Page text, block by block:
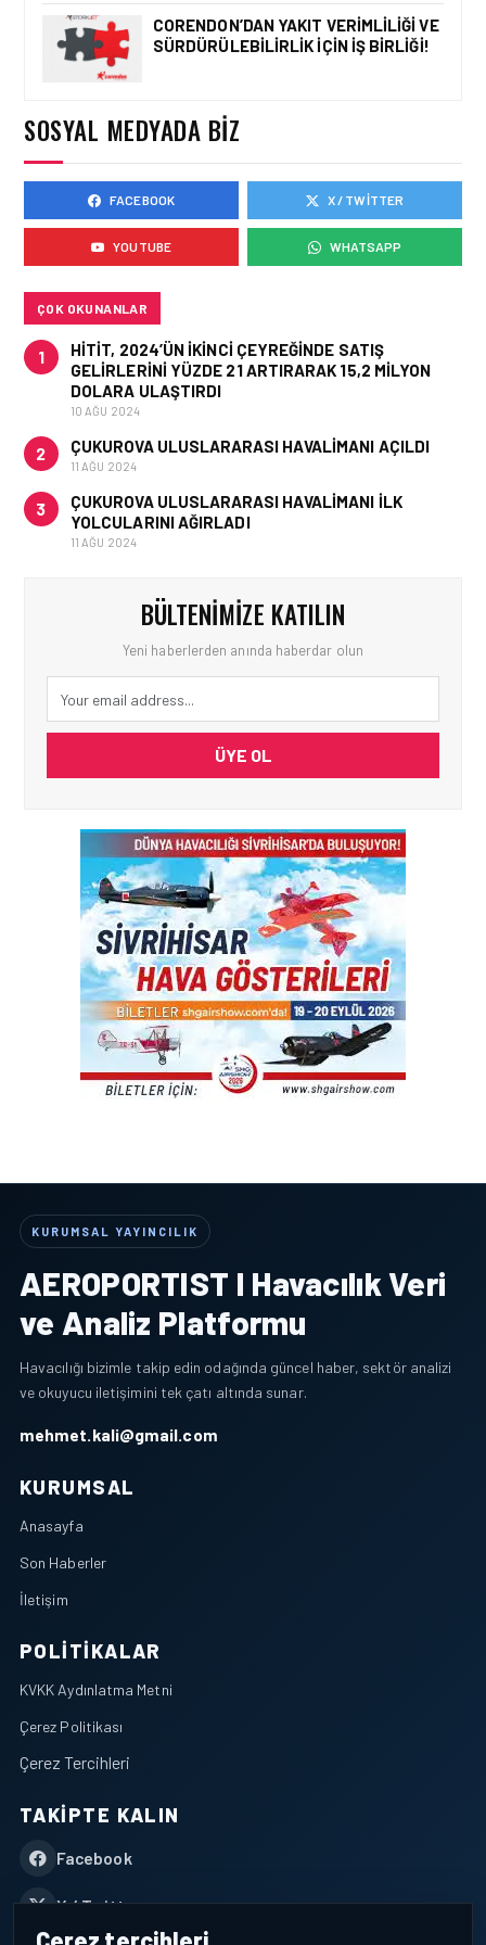
KÖŞE YAZILARI • 25 TEM 2026
İSTATISTIKLER
KÖŞE YAZILARI • 22 TEM 2026
ALTIN DAKIKALAR:
HAVALIMANLARININ
GÖRÜNMEYEN EKONOMISI
CORENDON’DAN YAKIT VERIMLILIĞI VE
SÜRDÜRÜLEBILIRLIK IÇIN İŞ BIRLIĞI!
SOSYAL MEDYADA BIZ
FACEBOOK X / TWITTER
YOUTUBE WHATSAPP
ÇOK OKUNANLAR
1
HITIT, 2024’ÜN IKINCI ÇEYREĞINDE SATIŞ
GELIRLERINI YÜZDE 21 ARTIRARAK 15,2 MILYON
DOLARA ULAŞTIRDI
10 AĞU 2024
2 ÇUKUROVA ULUSLARARASI HAVALIMANI AÇILDI
11 AĞU 2024
3
ÇUKUROVA ULUSLARARASI HAVALIMANI İLK
YOLCULARINI AĞIRLADI
11 AĞU 2024
BÜLTENIMIZE KATILIN
Yeni haberlerden anında haberdar olun
ÜYE OL
KURUMSAL YAYINCILIK
AEROPORTIST I Havacılık Veri
ve Analiz Platformu
Havacılığı bizimle takip edin odağında güncel haber, sektör analizi
ve okuyucu iletişimini tek çatı altında sunar.
mehmet.kali@gmail.com
KURUMSAL
Anasayfa
Son Haberler
İletişim
POLITIKALAR
KVKK Aydınlatma Metni
Çerez Politikası
Çerez Tercihleri
TAKIPTE KALIN
Facebook
X / Twitter